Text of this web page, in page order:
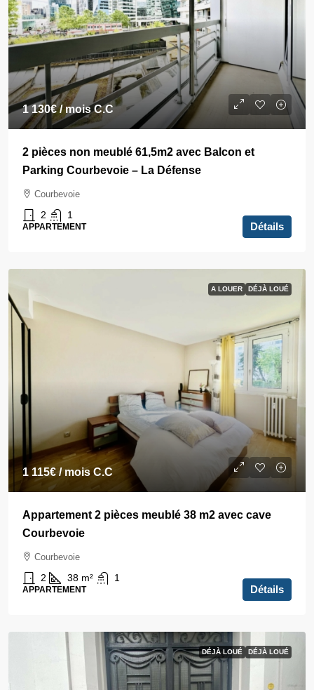
1 130€/ mois C.C
2 pièces non meublé 61,5m2 avec Balcon et
Parking Courbevoie – La Défense
Courbevoie
2 1
APPARTEMENT Détails
A LOUER DÉJÀ LOUÉ
1 115€/ mois C.C
Appartement 2 pièces meublé 38 m2 avec cave
Courbevoie
Courbevoie
2 38 m² 1
APPARTEMENT Détails
DÉJÀ LOUÉ DÉJÀ LOUÉ